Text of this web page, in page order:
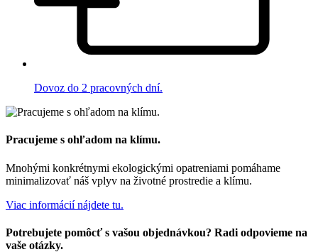
Dovoz do 2 pracovných dní.
Pracujeme s ohľadom na klímu.
Mnohými konkrétnymi ekologickými opatreniami pomáhame
minimalizovať náš vplyv na životné prostredie a klímu.
Viac informácií nájdete tu.
Potrebujete pomôcť s vašou objednávkou? Radi odpovieme na
vaše otázky.